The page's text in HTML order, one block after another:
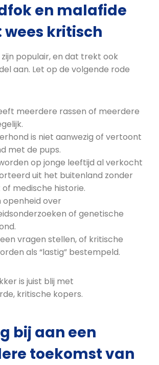
en malafide
kritisch
populair, en dat trekt ook
aan. Let op de volgende rode
meerdere rassen of meerdere
is niet aanwezig of vertoont
met de pups.
op jonge leeftijd al verkocht
uit het buitenland zonder
medische historie.
openheid over
of genetische
vragen stellen, of kritische
als “lastig” bestempeld.
is juist blij met
kritische kopers.
bij aan een
toekomst van